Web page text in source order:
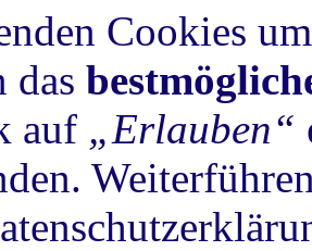
Cookies
das
auf „Erlauben“